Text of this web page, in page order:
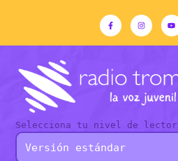
Selecciona tu nivel de lector